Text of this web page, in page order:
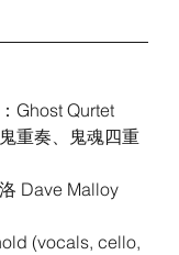
Ghost Qurtet
重奏、鬼魂四重
Dave Malloy
(vocals, cello,